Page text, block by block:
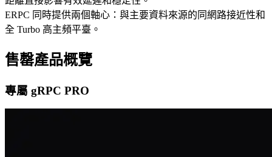
ERPC 同時提供兩個軸心：與主要資料來源的同網路接近性和
全 Turbo 高主頻平臺。
售罄產品概覽
專屬 gRPC PRO